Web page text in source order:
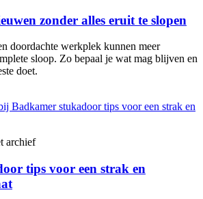
zonder alles eruit te slopen
doordachte werkplek kunnen meer
sloop. Zo bepaal je wat mag blijven en
doet.
archief
tips voor een strak en